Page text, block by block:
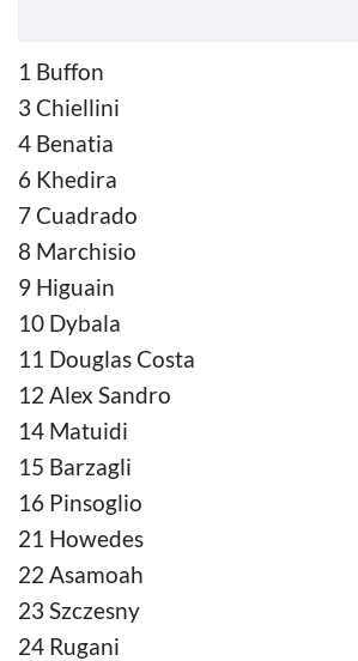
1 Buffon
3 Chiellini
4 Benatia
6 Khedira
7 Cuadrado
8 Marchisio
9 Higuain
10 Dybala
11 Douglas Costa
12 Alex Sandro
14 Matuidi
15 Barzagli
16 Pinsoglio
21 Howedes
22 Asamoah
23 Szczesny
24 Rugani